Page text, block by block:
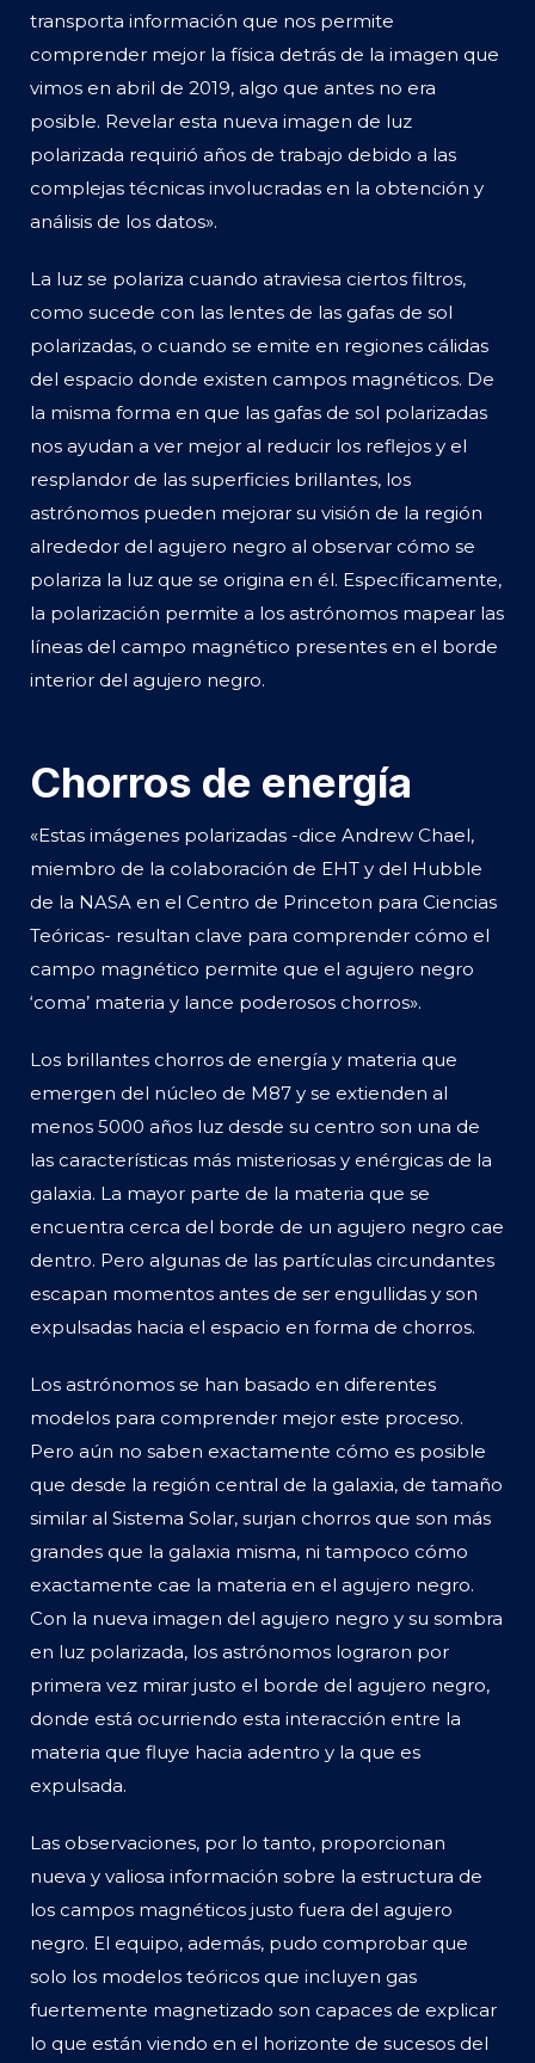
transporta información que nos permite
comprender mejor la física detrás de la imagen que
vimos en abril de 2019, algo que antes no era
posible. Revelar esta nueva imagen de luz
polarizada requirió años de trabajo debido a las
complejas técnicas involucradas en la obtención y
análisis de los datos».
La luz se polariza cuando atraviesa ciertos filtros,
como sucede con las lentes de las gafas de sol
polarizadas, o cuando se emite en regiones cálidas
del espacio donde existen campos magnéticos. De
la misma forma en que las gafas de sol polarizadas
nos ayudan a ver mejor al reducir los reflejos y el
resplandor de las superficies brillantes, los
astrónomos pueden mejorar su visión de la región
alrededor del agujero negro al observar cómo se
polariza la luz que se origina en él. Específicamente,
la polarización permite a los astrónomos mapear las
líneas del campo magnético presentes en el borde
interior del agujero negro.
Chorros de energía
«Estas imágenes polarizadas -dice Andrew Chael,
miembro de la colaboración de EHT y del Hubble
de la NASA en el Centro de Princeton para Ciencias
Teóricas- resultan clave para comprender cómo el
campo magnético permite que el agujero negro
‘coma’ materia y lance poderosos chorros».
Los brillantes chorros de energía y materia que
emergen del núcleo de M87 y se extienden al
menos 5000 años luz desde su centro son una de
las características más misteriosas y enérgicas de la
galaxia. La mayor parte de la materia que se
encuentra cerca del borde de un agujero negro cae
dentro. Pero algunas de las partículas circundantes
escapan momentos antes de ser engullidas y son
expulsadas hacia el espacio en forma de chorros.
Los astrónomos se han basado en diferentes
modelos para comprender mejor este proceso.
Pero aún no saben exactamente cómo es posible
que desde la región central de la galaxia, de tamaño
similar al Sistema Solar, surjan chorros que son más
grandes que la galaxia misma, ni tampoco cómo
exactamente cae la materia en el agujero negro.
Con la nueva imagen del agujero negro y su sombra
en luz polarizada, los astrónomos lograron por
primera vez mirar justo el borde del agujero negro,
donde está ocurriendo esta interacción entre la
materia que fluye hacia adentro y la que es
expulsada.
Las observaciones, por lo tanto, proporcionan
nueva y valiosa información sobre la estructura de
los campos magnéticos justo fuera del agujero
negro. El equipo, además, pudo comprobar que
solo los modelos teóricos que incluyen gas
fuertemente magnetizado son capaces de explicar
lo que están viendo en el horizonte de sucesos del